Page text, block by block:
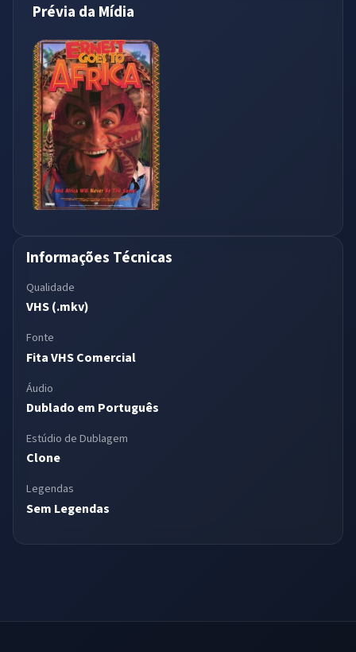
Prévia da Mídia
Informações Técnicas
Qualidade
VHS (.mkv)
Fonte
Fita VHS Comercial
Áudio
Dublado em Português
Estúdio de Dublagem
Clone
Legendas
Sem Legendas